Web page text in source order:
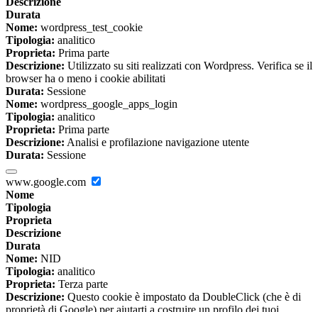
Durata
Nome: wordpress_test_cookie
Tipologia: analitico
Proprieta: Prima parte
Descrizione: Utilizzato su siti realizzati con Wordpress. Verifica se il
browser ha o meno i cookie abilitati
Durata: Sessione
Nome: wordpress_google_apps_login
Tipologia: analitico
Proprieta: Prima parte
Descrizione: Analisi e profilazione navigazione utente
Durata: Sessione
www.google.com
Nome
Tipologia
Proprieta
Descrizione
Durata
Nome: NID
Tipologia: analitico
Proprieta: Terza parte
Descrizione: Questo cookie è impostato da DoubleClick (che è di